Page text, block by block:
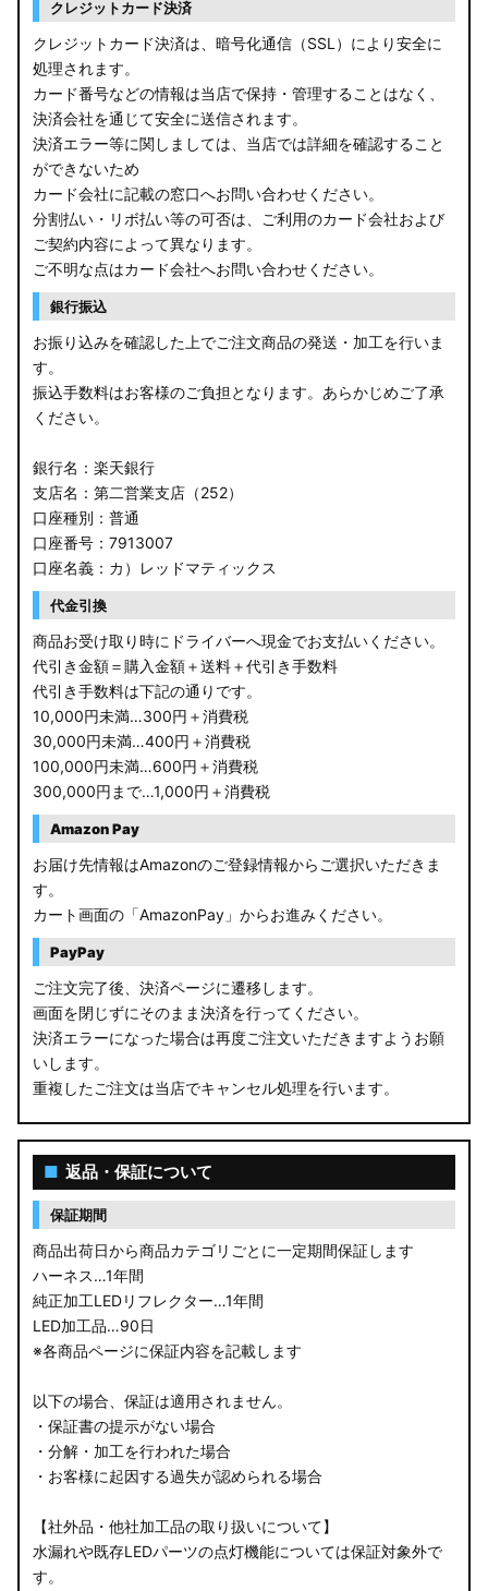
クレジットカード決済
クレジットカード決済は、暗号化通信（SSL）により安全に
処理されます。
カード番号などの情報は当店で保持・管理することはなく、
決済会社を通じて安全に送信されます。
決済エラー等に関しましては、当店では詳細を確認すること
ができないため
カード会社に記載の窓口へお問い合わせください。
分割払い・リボ払い等の可否は、ご利用のカード会社および
ご契約内容によって異なります。
ご不明な点はカード会社へお問い合わせください。
銀行振込
お振り込みを確認した上でご注文商品の発送・加工を行いま
す。
振込手数料はお客様のご負担となります。あらかじめご了承
ください。
銀行名：楽天銀行
支店名：第二営業支店（252）
口座種別：普通
口座番号：7913007
口座名義：カ）レッドマティックス
代金引換
商品お受け取り時にドライバーへ現金でお支払いください。
代引き金額＝購入金額＋送料＋代引き手数料
代引き手数料は下記の通りです。
10,000円未満…300円＋消費税
30,000円未満…400円＋消費税
100,000円未満…600円＋消費税
300,000円まで…1,000円＋消費税
Amazon Pay
お届け先情報はAmazonのご登録情報からご選択いただきま
す。
カート画面の「AmazonPay」からお進みください。
PayPay
ご注文完了後、決済ページに遷移します。
画面を閉じずにそのまま決済を行ってください。
決済エラーになった場合は再度ご注文いただきますようお願
いします。
重複したご注文は当店でキャンセル処理を行います。
■ 返品・保証について
保証期間
商品出荷日から商品カテゴリごとに一定期間保証します
ハーネス…1年間
純正加工LEDリフレクター…1年間
LED加工品…90日
※各商品ページに保証内容を記載します
以下の場合、保証は適用されません。
・保証書の提示がない場合
・分解・加工を行われた場合
・お客様に起因する過失が認められる場合
【社外品・他社加工品の取り扱いについて】
水漏れや既存LEDパーツの点灯機能については保証対象外で
す。